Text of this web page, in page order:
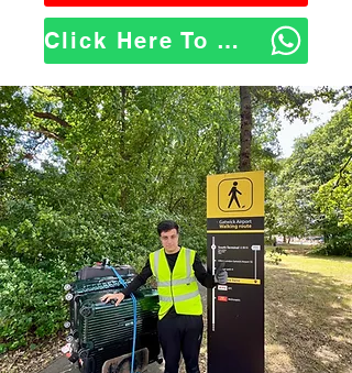
Click Here To WhatsApp Us